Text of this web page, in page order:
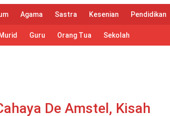
Agama Sastra Kesenian Pendidikan
Murid Guru Orang Tua Sekolah
De Amstel, Kisah